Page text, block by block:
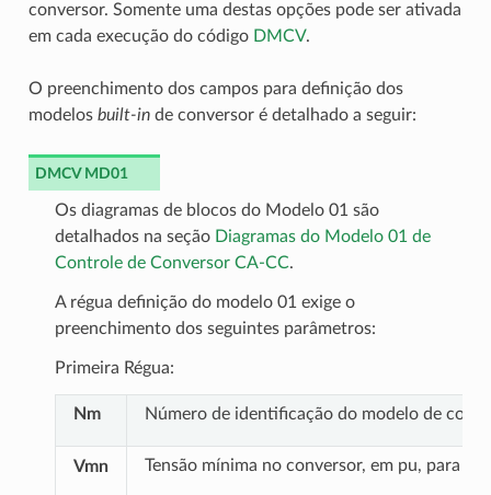
conversor. Somente uma destas opções pode ser ativada
em cada execução do código DMCV.
O preenchimento dos campos para definição dos
modelos built-inde conversor é detalhado a seguir:
DMCV MD01
Os diagramas de blocos do Modelo 01 são
detalhados na seção Diagramas do Modelo 01 de
Controle de Conversor CA-CC.
A régua definição do modelo 01 exige o
preenchimento dos seguintes parâmetros:
Primeira Régua:
Nm Número de identificação do modelo de
Vmn Tensão mínima no conversor, em pu, para